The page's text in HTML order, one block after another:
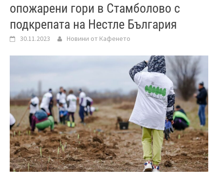
опожарени гори в Стамболово с
подкрепата на Нестле България
30.11.2023 Новини от Кафенето